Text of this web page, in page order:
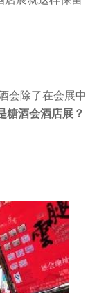
会除了在会展中
糖酒会酒店展？